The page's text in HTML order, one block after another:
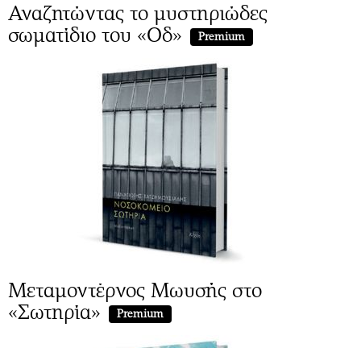
Αναζητώντας το μυστηριώδες
σωματίδιο του «Οδ»
Premium
Μεταμοντέρνος Μωυσής στο
«Σωτηρία»
Premium